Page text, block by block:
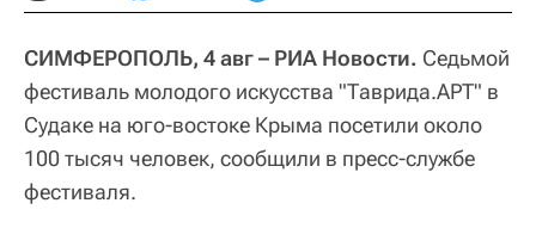
СИМФЕРОПОЛЬ, 4 авг – РИА Новости. Седьмой
фестиваль молодого искусства "Таврида.АРТ" в
Судаке на юго-востоке Крыма посетили около
100 тысяч человек, сообщили в пресс-службе
фестиваля.